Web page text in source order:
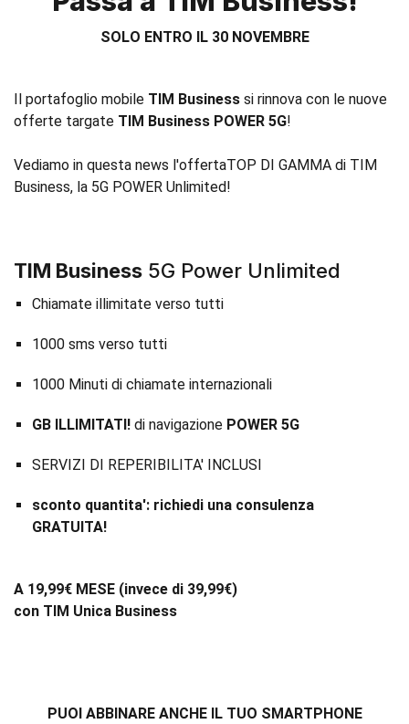
SOLO ENTRO IL 30 NOVEMBRE
Il portafoglio mobile TIM Business si rinnova con le nuove
offerte targate TIM Business POWER 5G!
Vediamo in questa news l'offertaTOP DI GAMMA di TIM
Business, la 5G POWER Unlimited!
TIM Business 5G Power Unlimited
Chiamate illimitate verso tutti
1000 sms verso tutti
1000 Minuti di chiamate internazionali
GB ILLIMITATI! di navigazione POWER 5G
SERVIZI DI REPERIBILITA' INCLUSI
sconto quantita': richiedi una consulenza
GRATUITA!
A 19,99€ MESE (invece di 39,99€)
con TIM Unica Business
PUOI ABBINARE ANCHE IL TUO SMARTPHONE